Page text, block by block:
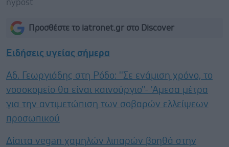
nypost
Προσθέστε το iatronet.gr στο Discover
Ειδήσεις υγείας σήμερα
Αδ. Γεωργιάδης στη Ρόδο: ''Σε ενάμιση χρόνο, το
νοσοκομείο θα είναι καινούργιο''- 'Αμεσα μέτρα
για την αντιμετώπιση των σοβαρών ελλείψεων
προσωπικού
Δίαιτα vegan χαμηλών λιπαρών βοηθά στην